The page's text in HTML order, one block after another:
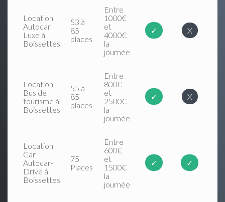
Location
Autocar
Luxe à
Boissettes
53 à
85
places
Entre
1000€
et
4000€
la
journée
✓ X
Location
Bus de
tourisme à
Boissettes
55 à
85
places
Entre
800€
et
2500€
la
journée
✓ X
Location
Car
Autocar-
Drive à
Boissettes
75
Places
Entre
600€
et
1500€
la
journée
✓ ✓